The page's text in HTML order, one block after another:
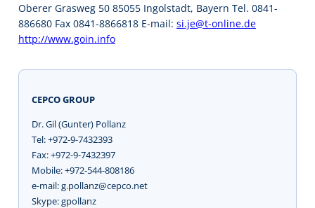
Oberer Grasweg 50 85055 Ingolstadt, Bayern Tel. 0841-
886680 Fax 0841-8866818 E-mail: si.je@t-online.de
http://www.goin.info
CEPCO GROUP
Dr. Gil (Gunter) Pollanz
Tel: +972-9-7432393
Fax: +972-9-7432397
Mobile: +972-544-808186
e-mail: g.pollanz@cepco.net
Skype: gpollanz